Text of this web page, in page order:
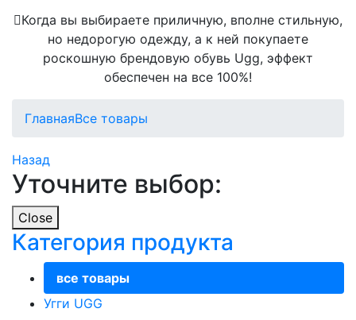
Когда вы выбираете приличную, вполне стильную,
но недорогую одежду, а к ней покупаете
роскошную брендовую обувь Ugg, эффект
обеспечен на все 100%!
ГлавнаяВсе товары
Назад
Уточните выбор:
Close
Категория продукта
все товары
Угги UGG